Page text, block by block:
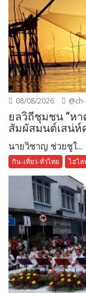
08/08/2026
ยลวิถีชุมชน “หา
สัมผัสมนต์เสน่ห์
นายวิชาญ ช่วยชูใ...
กิน-เที่ยว-ทั่วไทย ไฮไ